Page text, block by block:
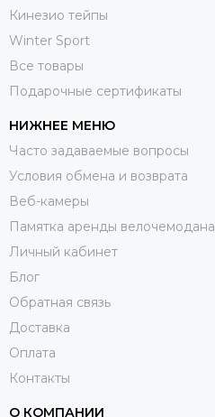
Кинезио тейпы
Winter Sport
Все товары
Подарочные сертификаты
НИЖНЕЕ МЕНЮ
Часто задаваемые вопросы
Условия обмена и возврата
Веб-камеры
Памятка аренды велочемодана
Личный кабинет
Блог
Обратная связь
Доставка
Оплата
Контакты
О КОМПАНИИ